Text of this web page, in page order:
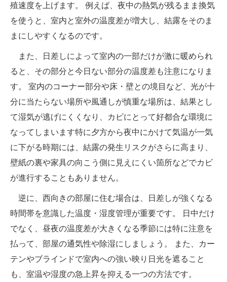
殖速度を上げます。 例えば、夜中の熱気が残るまま換気
を使うと、室内と室外の温度差が増大し、結露をそのま
まにしやすくなるのです。
また、日差しによって室内の一部だけが激に暖められ
ると、その部分と今日ない部分の温度差も注意になりま
す。 室内のコーナー部分や床・壁との境目など、光が十
分に当たらない場所や風通しが慎重な場所は、結果とし
て湿気が逃げにくくなり、カビにとって好都合な環境に
なってしまいます特に夕方から夜中にかけて気温が一気
に下がる時期には、結露の発生リスクがさらに高まり、
壁紙の裏や家具の向こう側に見えにくい箇所などでカビ
が進行することもありません。
逆に、西向きの部屋に住む場合は、日差しが強くなる
時間帯を意識した温度・湿度管理が重要です。 日中だけ
でなく、昼夜の温度差が大きくなる季節には特に注意を
払って、部屋の通気性や除湿にしましょう。 また、カー
テンやブラインドで室内への強い映り日光を遮ること
も、室温や湿度の急上昇を抑える一つの方法です。